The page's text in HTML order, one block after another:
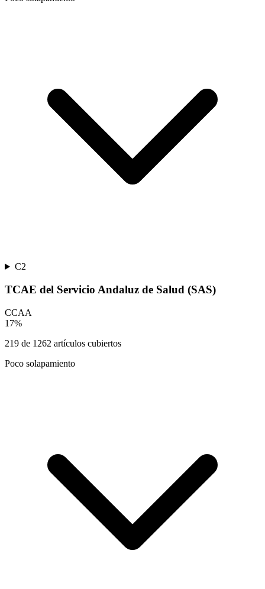
C2
TCAE del Servicio Andaluz de Salud (SAS)
CCAA
17%
219 de 1262 artículos cubiertos
Poco solapamiento